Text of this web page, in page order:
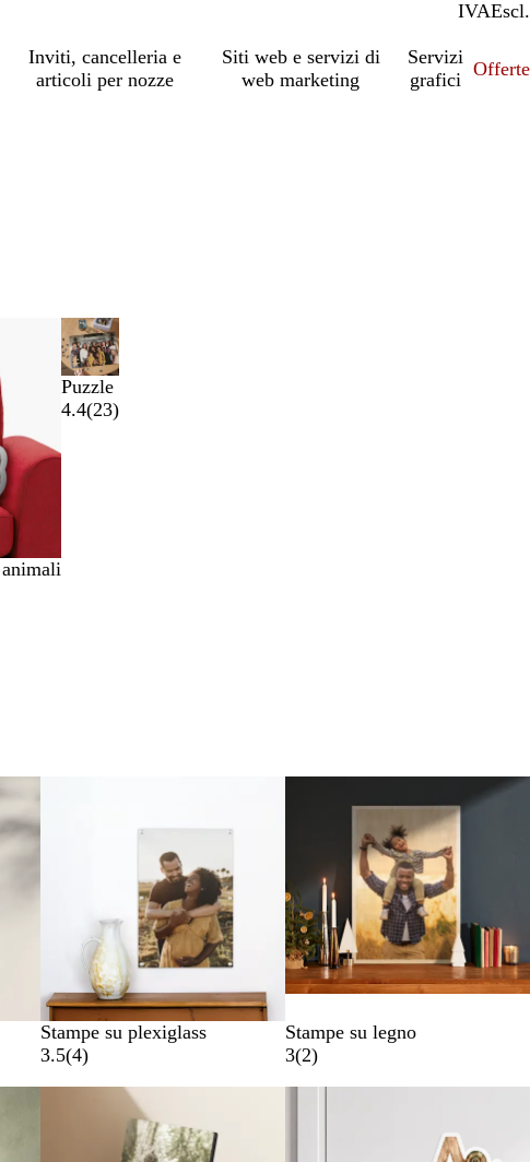
IVAIncl.
Escl.
Inviti, cancelleria e
articoli per nozze
Siti web e servizi di
web marketing
Servizi
grafici
Offerte
Puzzle
4.4(23)
Stampe su plexiglass
3.5(4)
Stampe su legno
3(2)